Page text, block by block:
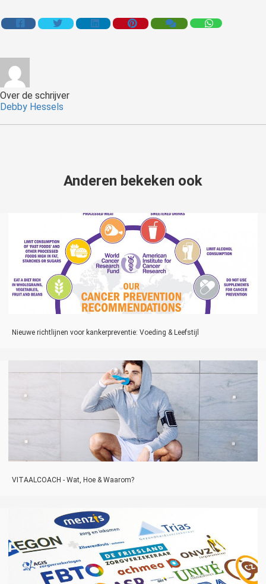
Over de schrijver
Debby Hessels
Anderen bekeken ook
Nieuwe richtlijnen voor kankerpreventie: Voeding & Leefstijl
VITAALCOACH - Wat, Hoe & Waarom?